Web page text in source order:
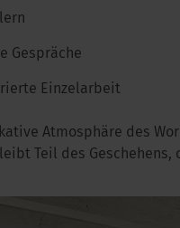
Gespräche
Einzelarbeit
Atmosphäre des
Teil des